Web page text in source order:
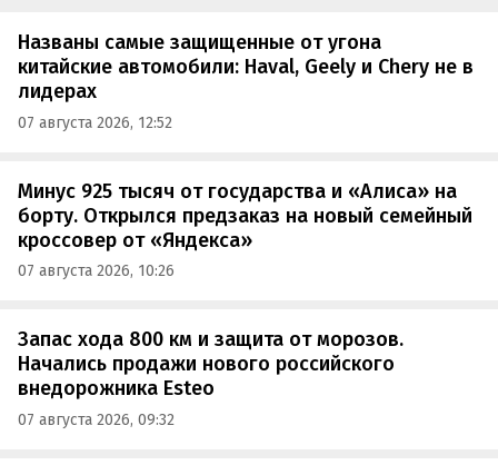
Названы самые защищенные от угона
китайские автомобили: Haval, Geely и Chery не в
лидерах
07 августа 2026, 12:52
Минус 925 тысяч от государства и «Алиса» на
борту. Открылся предзаказ на новый семейный
кроссовер от «Яндекса»
07 августа 2026, 10:26
Запас хода 800 км и защита от морозов.
Начались продажи нового российского
внедорожника Esteo
07 августа 2026, 09:32